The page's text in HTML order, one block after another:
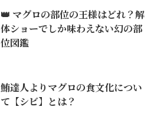
👑 マグロの部位の王様はどれ？解
体ショーでしか味わえない幻の部
位図鑑
鮪達人よりマグロの食文化につい
て【シビ】とは？